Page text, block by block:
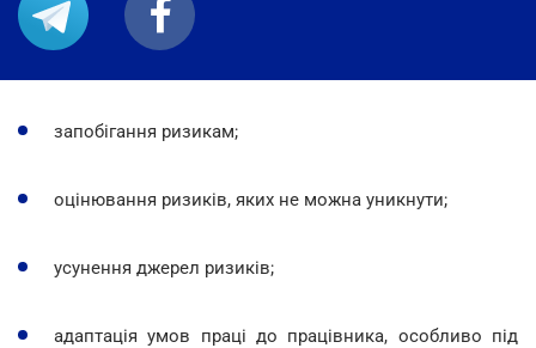
запобігання ризикам;
оцінювання ризиків, яких не можна уникнути;
усунення джерел ризиків;
адаптація умов праці до працівника, особливо під